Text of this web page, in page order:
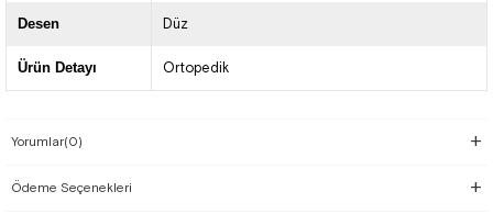
Desen Düz
Ürün Detayı Ortopedik
Yorumlar(0)
Ödeme Seçenekleri